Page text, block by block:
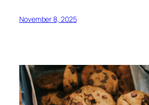
November 8, 2025